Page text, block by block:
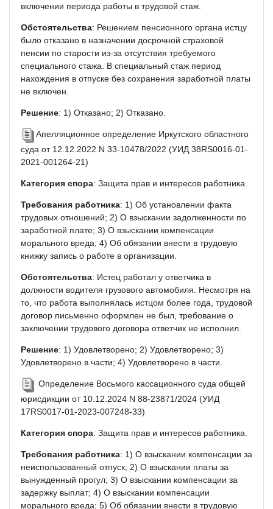
включении периода работы в трудовой стаж.
Обстоятельства: Решением пенсионного органа истцу
было отказано в назначении досрочной страховой
пенсии по старости из-за отсутствия требуемого
специального стажа. В специальный стаж период
нахождения в отпуске без сохранения заработной платы
не включен.
Решение: 1) Отказано; 2) Отказано.
Апелляционное определение Иркутского областного
суда от 12.12.2022 N 33-10478/2022 (УИД 38RS0016-01-
2021-001264-21)
Категория спора: Защита прав и интересов работника.
Требования работника: 1) Об установлении факта
трудовых отношений; 2) О взыскании задолженности по
заработной плате; 3) О взыскании компенсации
морального вреда; 4) Об обязании внести в трудовую
книжку запись о работе в организации.
Обстоятельства: Истец работал у ответчика в
должности водителя грузового автомобиля. Несмотря на
то, что работа выполнялась истцом более года, трудовой
договор письменно оформлен не был, требование о
заключении трудового договора ответчик не исполнил.
Решение: 1) Удовлетворено; 2) Удовлетворено; 3)
Удовлетворено в части; 4) Удовлетворено в части.
Определение Восьмого кассационного суда общей
юрисдикции от 10.12.2024 N 88-23871/2024 (УИД
17RS0017-01-2023-007248-33)
Категория спора: Защита прав и интересов работника.
Требования работника: 1) О взыскании компенсации за
неиспользованный отпуск; 2) О взыскании платы за
вынужденный прогул; 3) О взыскании компенсации за
задержку выплат; 4) О взыскании компенсации
морального вреда; 5) Об обязании внести в трудовую